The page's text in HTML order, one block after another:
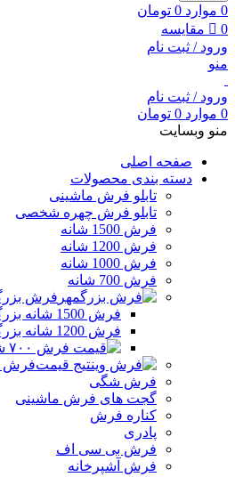
0 موارد 0 تومان
0
مقایسه
ورود / ثبت نام
منو
ورود / ثبت نام
0 موارد 0 تومان
منو وبسایت
صفحه اصلی
دسته بندی محصولات
تابلو فرش ماشینی
تابلو فرش چهره شخصی
فرش 1500 شانه
فرش 1200 شانه
فرش 1000 شانه
فرش 700 شانه
فرش
فرش 1500 شانه بزرگمهر
فرش 1200 شانه بزرگمهر
فرش
فرش شگی
گجت های فرش ماشینی
کناره فرش
پادری
فرش بی سی اف
فرش آشپرخانه